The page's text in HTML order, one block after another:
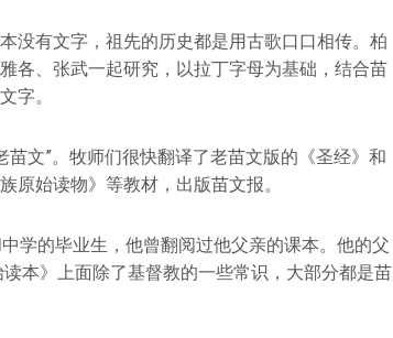
没有文字，祖先的历史都是用古歌口口相传。柏
各、张武一起研究，以拉丁字母为基础，结合苗
字。
文”。牧师们很快翻译了老苗文版的《圣经》和
原始读物》等教材，出版苗文报。
学的毕业生，他曾翻阅过他父亲的课本。他的父
本》上面除了基督教的一些常识，大部分都是苗